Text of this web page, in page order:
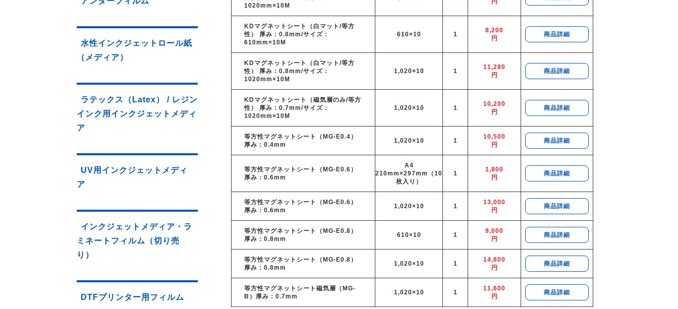
1020mm×10M
KDマグネットシート（白マット/等方
性） 厚み：0.8mm/サイズ：
610mm×10M
610×10 1
8,200
円
商品詳細
KDマグネットシート（白マット/等方
性） 厚み：0.8mm/サイズ：
1020mm×10M
1,020×10 1
11,280
円
商品詳細
KDマグネットシート（磁気層のみ/等方
性） 厚み：0.7mm/サイズ：
1020mm×10M
1,020×10 1
10,200
円
商品詳細
等方性マグネットシート（MG-E0.4）
厚み：0.4mm
1,020×10 1
10,500
円
商品詳細
等方性マグネットシート（MG-E0.6）
厚み：0.6mm
A4
210mm×297mm（10
枚入り）
1
1,800
円
商品詳細
等方性マグネットシート（MG-E0.6）
厚み：0.6mm
1,020×10 1
13,000
円
商品詳細
等方性マグネットシート（MG-E0.8）
厚み：0.8mm
610×10 1
9,000
円
商品詳細
等方性マグネットシート（MG-E0.8）
厚み：0.8mm
1,020×10 1
14,800
円
商品詳細
等方性マグネットシート磁気層（MG-
B）厚み：0.7mm
1,020×10 1
11,600
円
商品詳細
水性インクジェットロール紙
（メディア）
ラテックス（Latex） / レジン
インク用インクジェットメディ
ア
UV用インクジェットメディ
ア
インクジェットメディア・ラ
ミネートフィルム（切り売
り）
DTFプリンター用フィルム